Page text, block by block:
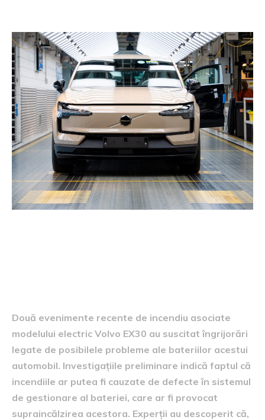
Două evenimente recente de incendiu asociate
modelului electric Volvo EX30 au suscitat îngrijorări
legate de posibilele probleme ale bateriilor acestui
automobil. Investigațiile preliminare indică faptul că
incendiile ar putea fi cauzate de defecte în sistemul
de gestionare al bateriei, care ar fi provocat
supraincălzirea acestora. Experții au descoperit că,